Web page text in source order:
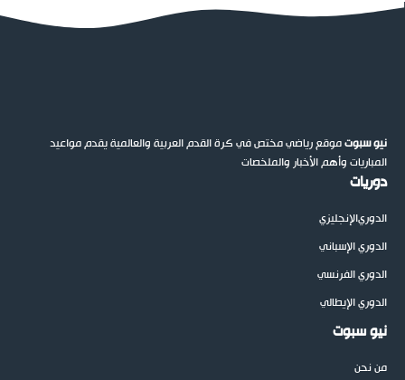
نيو سبوتموقع رياضي مختص في كرة القدم العربية والعالمية يقدم مواعيد
المباريات وأهم الأخبار والملخصات
دوريات
الدوريالإنجليزي
الدوري الإسباني
الدوري الفرنسي
الدوري الإيطالي
نيو سبوت
من نحن